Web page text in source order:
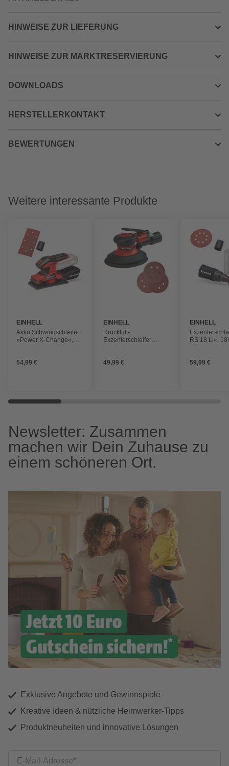
HINWEISE ZUR LIEFERUNG
HINWEISE ZUR MARKTRESERVIERUNG
DOWNLOADS
HERSTELLERKONTAKT
BEWERTUNGEN
Weitere interessante Produkte
EINHELL
Akku Schwingschleifer
»Power X-Change«,
54,99 €
EINHELL
Druckluft-
Exzenterschleifer
49,99 €
EINHELL
RS 18 Li«,
59,99 €
Newsletter: Zusammen
machen wir Dein Zuhause zu
einem schöneren Ort.
Exklusive Angebote und Gewinnspiele
Kreative Ideen & nützliche Heimwerker-Tipps
Produktneuheiten und innovative Lösungen
E-Mail-Adresse